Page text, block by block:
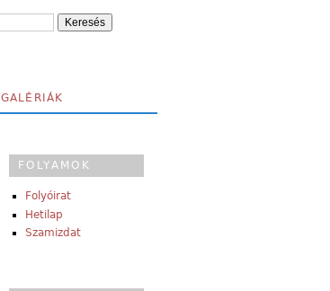
GALÉRIÁK
FOLYAMOK
Folyóirat
Hetilap
Szamizdat